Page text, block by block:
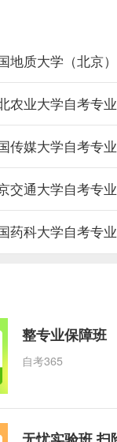
地质大学（北京
农业大学自考专
传媒大学自考专
交通大学自考专
药科大学自考专
整专业保障班
自考365